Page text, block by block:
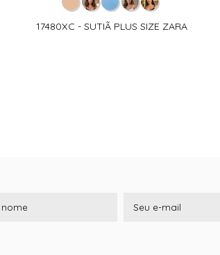
17480XC - SUTIÃ PLUS SIZE ZARA